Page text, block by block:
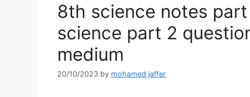
8th science notes
science part 2
medium
20/10/2023 by mohamed jaffer